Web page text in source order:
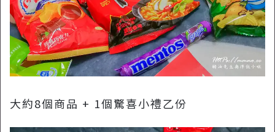
大約8個商品 + 1個驚喜小禮乙份